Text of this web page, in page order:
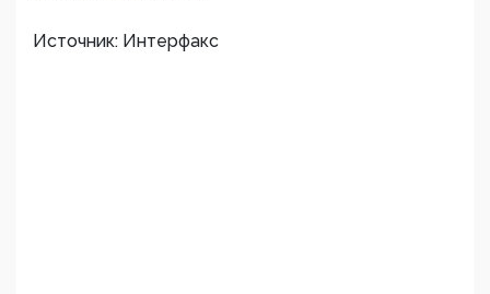
Источник: Интерфакс